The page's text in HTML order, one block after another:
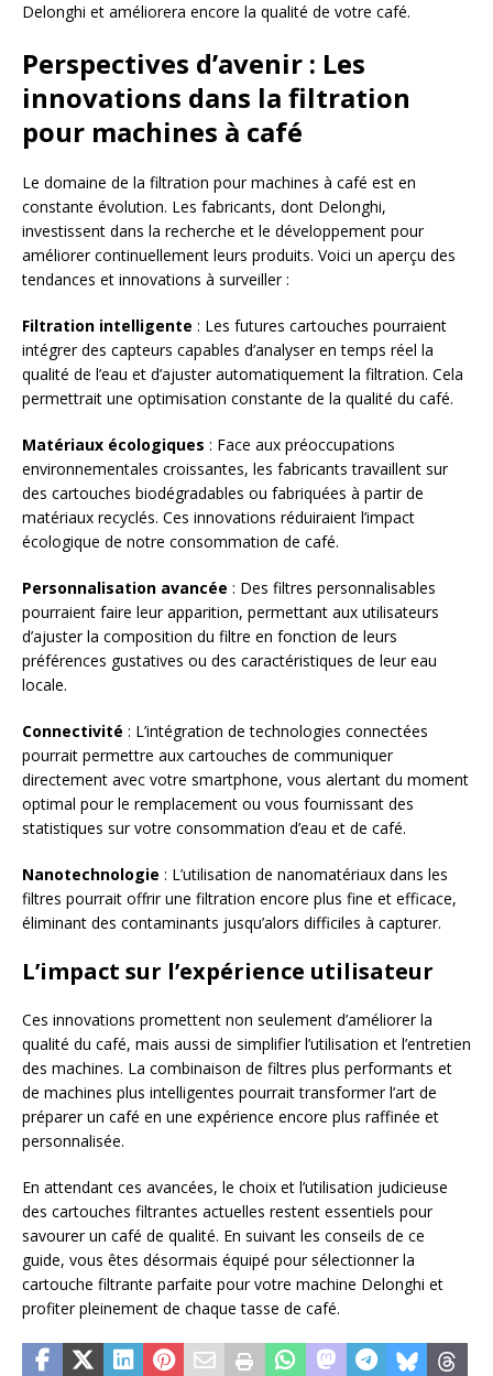
Delonghi et améliorera encore la qualité de votre café.
Perspectives d’avenir : Les
innovations dans la filtration
pour machines à café
Le domaine de la filtration pour machines à café est en
constante évolution. Les fabricants, dont Delonghi,
investissent dans la recherche et le développement pour
améliorer continuellement leurs produits. Voici un aperçu des
tendances et innovations à surveiller :
Filtration intelligente : Les futures cartouches pourraient
intégrer des capteurs capables d’analyser en temps réel la
qualité de l’eau et d’ajuster automatiquement la filtration. Cela
permettrait une optimisation constante de la qualité du café.
Matériaux écologiques : Face aux préoccupations
environnementales croissantes, les fabricants travaillent sur
des cartouches biodégradables ou fabriquées à partir de
matériaux recyclés. Ces innovations réduiraient l’impact
écologique de notre consommation de café.
Personnalisation avancée : Des filtres personnalisables
pourraient faire leur apparition, permettant aux utilisateurs
d’ajuster la composition du filtre en fonction de leurs
préférences gustatives ou des caractéristiques de leur eau
locale.
Connectivité : L’intégration de technologies connectées
pourrait permettre aux cartouches de communiquer
directement avec votre smartphone, vous alertant du moment
optimal pour le remplacement ou vous fournissant des
statistiques sur votre consommation d’eau et de café.
Nanotechnologie : L’utilisation de nanomatériaux dans les
filtres pourrait offrir une filtration encore plus fine et efficace,
éliminant des contaminants jusqu’alors difficiles à capturer.
L’impact sur l’expérience utilisateur
Ces innovations promettent non seulement d’améliorer la
qualité du café, mais aussi de simplifier l’utilisation et l’entretien
des machines. La combinaison de filtres plus performants et
de machines plus intelligentes pourrait transformer l’art de
préparer un café en une expérience encore plus raffinée et
personnalisée.
En attendant ces avancées, le choix et l’utilisation judicieuse
des cartouches filtrantes actuelles restent essentiels pour
savourer un café de qualité. En suivant les conseils de ce
guide, vous êtes désormais équipé pour sélectionner la
cartouche filtrante parfaite pour votre machine Delonghi et
profiter pleinement de chaque tasse de café.